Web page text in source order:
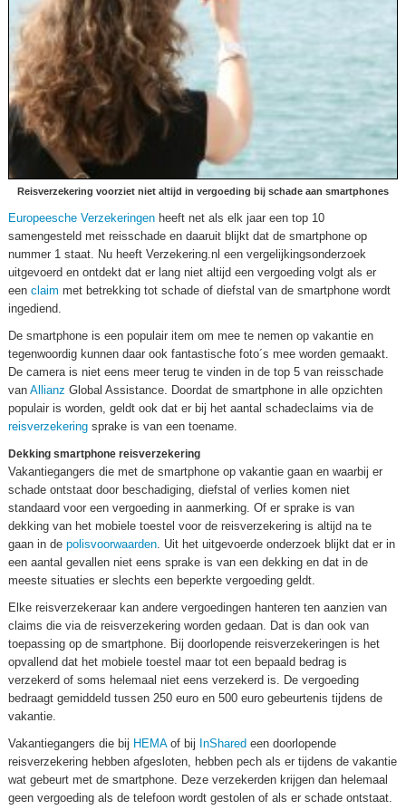
Reisverzekering voorziet niet altijd in vergoeding bij schade aan smartphones
Europeesche Verzekeringen heeft net als elk jaar een top 10
samengesteld met reisschade en daaruit blijkt dat de smartphone op
nummer 1 staat. Nu heeft Verzekering.nl een vergelijkingsonderzoek
uitgevoerd en ontdekt dat er lang niet altijd een vergoeding volgt als er
een claim met betrekking tot schade of diefstal van de smartphone wordt
ingediend.
De smartphone is een populair item om mee te nemen op vakantie en
tegenwoordig kunnen daar ook fantastische foto´s mee worden gemaakt.
De camera is niet eens meer terug te vinden in de top 5 van reisschade
van Allianz Global Assistance. Doordat de smartphone in alle opzichten
populair is worden, geldt ook dat er bij het aantal schadeclaims via de
reisverzekering sprake is van een toename.
Dekking smartphone reisverzekering
Vakantiegangers die met de smartphone op vakantie gaan en waarbij er
schade ontstaat door beschadiging, diefstal of verlies komen niet
standaard voor een vergoeding in aanmerking. Of er sprake is van
dekking van het mobiele toestel voor de reisverzekering is altijd na te
gaan in de polisvoorwaarden. Uit het uitgevoerde onderzoek blijkt dat er in
een aantal gevallen niet eens sprake is van een dekking en dat in de
meeste situaties er slechts een beperkte vergoeding geldt.
Elke reisverzekeraar kan andere vergoedingen hanteren ten aanzien van
claims die via de reisverzekering worden gedaan. Dat is dan ook van
toepassing op de smartphone. Bij doorlopende reisverzekeringen is het
opvallend dat het mobiele toestel maar tot een bepaald bedrag is
verzekerd of soms helemaal niet eens verzekerd is. De vergoeding
bedraagt gemiddeld tussen 250 euro en 500 euro gebeurtenis tijdens de
vakantie.
Vakantiegangers die bij HEMAof bij InShared een doorlopende
reisverzekering hebben afgesloten, hebben pech als er tijdens de vakantie
wat gebeurt met de smartphone. Deze verzekerden krijgen dan helemaal
geen vergoeding als de telefoon wordt gestolen of als er schade ontstaat.